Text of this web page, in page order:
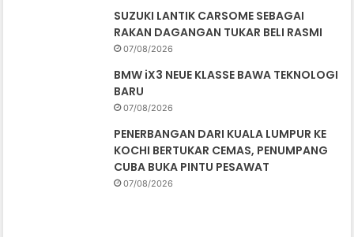
SUZUKI LANTIK CARSOME SEBAGAI
RAKAN DAGANGAN TUKAR BELI RASMI
07/08/2026
BMW iX3 NEUE KLASSE BAWA TEKNOLOGI
BARU
07/08/2026
PENERBANGAN DARI KUALA LUMPUR KE
KOCHI BERTUKAR CEMAS, PENUMPANG
CUBA BUKA PINTU PESAWAT
07/08/2026